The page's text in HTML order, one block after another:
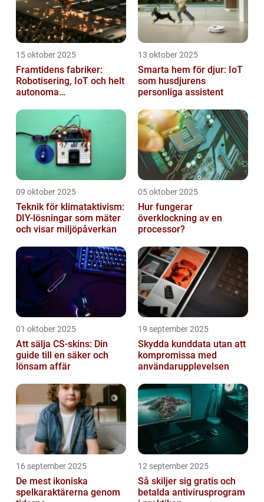
15 oktober 2025
Framtidens fabriker:
Robotisering, IoT och helt
autonoma
13 oktober 2025
Smarta hem för djur: IoT
som husdjurens
personliga assistent
09 oktober 2025
Teknik för klimataktivism:
DIY-lösningar som mäter
och visar miljöpåverkan
05 oktober 2025
Hur fungerar
överklockning av en
processor?
01 oktober 2025
Att sälja CS-skins: Din
guide till en säker och
lönsam affär
19 september 2025
Skydda kunddata utan att
kompromissa med
användarupplevelsen
16 september 2025
De mest ikoniska
spelkaraktärerna genom
12 september 2025
Så skiljer sig gratis och
betalda antivirusprogram